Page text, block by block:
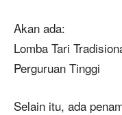
Akan ada:
Lomba Tari
Perguruan Tinggi
Selain itu, ada